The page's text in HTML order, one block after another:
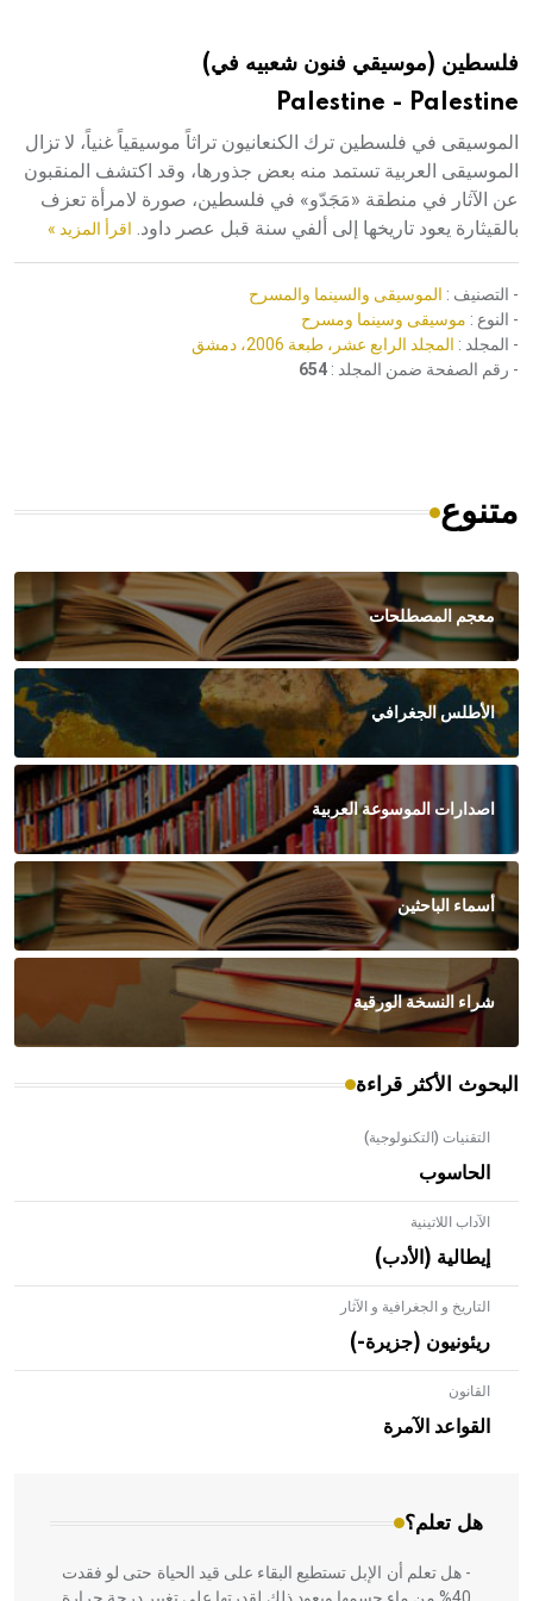
فلسطين (موسيقي فنون شعبيه في)
Palestine - Palestine
الموسيقى في فلسطين ترك الكنعانيون تراثاً موسيقياً غنياً، لا تزال
الموسيقى العربية تستمد منه بعض جذورها، وقد اكتشف المنقبون
عن الآثار في منطقة «مَجَدّو» في فلسطين، صورة لامرأة تعزف
بالقيثارة يعود تاريخها إلى ألفي سنة قبل عصر داود. اقرأ المزيد »
- التصنيف : الموسيقى والسينما والمسرح
- النوع : موسيقى وسينما ومسرح
- المجلد : المجلد الرابع عشر، طبعة 2006، دمشق
- رقم الصفحة ضمن المجلد : 654
متنوع
معجم المصطلحات
الأطلس الجغرافي
اصدارات الموسوعة العربية
أسماء الباحثين
شراء النسخة الورقية
البحوث الأكثر قراءة
التقنيات (التكنولوجية)
الحاسوب
الآداب اللاتينية
إيطالية (الأدب)
التاريخ و الجغرافية و الآثار
ريئونيون (جزيرة-)
القانون
القواعد الآمرة
هل تعلم؟
- هل تعلم أن الأبلق نوع من الفنون الهندسية التي ارتبطت
بالعمارة الإسلامية في بلاد الشام ومصر خاصة، حيث يحرص
المعمار على بناء مداميكه وخاصة في الواجهات
- هل تعلم أن الإبل تستطيع البقاء على قيد الحياة حتى لو فقدت